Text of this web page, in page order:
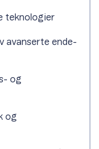
teknologier
avanserte ende-
og
og